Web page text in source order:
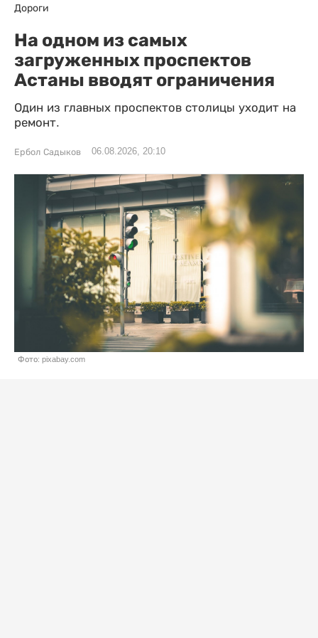
Дороги
На одном из самых
загруженных проспектов
Астаны вводят ограничения
Один из главных проспектов столицы уходит на
ремонт.
Ербол Садыков 06.08.2026, 20:10
Фото: pixabay.com